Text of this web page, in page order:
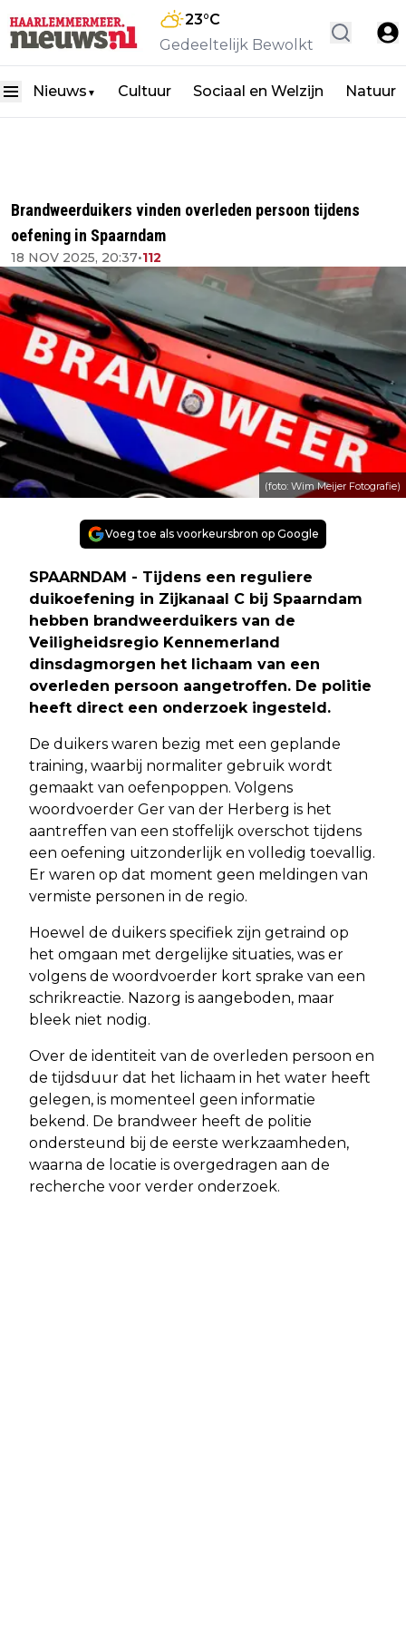
23°C
Gedeeltelijk Bewolkt
Nieuws ▼ Cultuur Sociaal en Welzijn Natuur
Brandweerduikers vinden overleden persoon tijdens
oefening in Spaarndam
18 NOV 2025, 20:37•112
(foto: Wim Meijer Fotografie)
Voeg toe als voorkeursbron op Google
SPAARNDAM - Tijdens een reguliere
duikoefening in Zijkanaal C bij Spaarndam
hebben brandweerduikers van de
Veiligheidsregio Kennemerland
dinsdagmorgen het lichaam van een
overleden persoon aangetroffen. De politie
heeft direct een onderzoek ingesteld.
De duikers waren bezig met een geplande
training, waarbij normaliter gebruik wordt
gemaakt van oefenpoppen. Volgens
woordvoerder Ger van der Herberg is het
aantreffen van een stoffelijk overschot tijdens
een oefening uitzonderlijk en volledig toevallig.
Er waren op dat moment geen meldingen van
vermiste personen in de regio.
Hoewel de duikers specifiek zijn getraind op
het omgaan met dergelijke situaties, was er
volgens de woordvoerder kort sprake van een
schrikreactie. Nazorg is aangeboden, maar
bleek niet nodig.
Over de identiteit van de overleden persoon en
de tijdsduur dat het lichaam in het water heeft
gelegen, is momenteel geen informatie
bekend. De brandweer heeft de politie
ondersteund bij de eerste werkzaamheden,
waarna de locatie is overgedragen aan de
recherche voor verder onderzoek.